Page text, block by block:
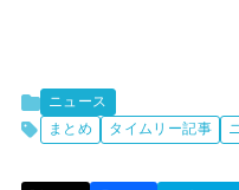
ニュース
まとめ
タイムリー記事